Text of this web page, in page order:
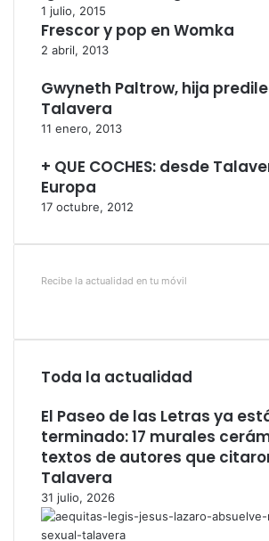
1 julio, 2015
Frescor y pop en Womka
2 abril, 2013
Gwyneth Paltrow, hija
Talavera
11 enero, 2013
+ QUE COCHES: desde
Europa
17 octubre, 2012
Recibe la actualidad en tu móvil
Toda la actualidad
El Paseo de las Letras ya
terminado: 17 murales
textos de autores que
Talavera
31 julio, 2026